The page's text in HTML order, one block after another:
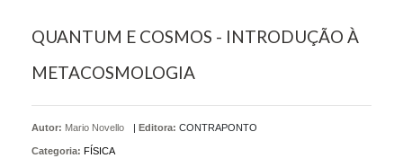
QUANTUM E COSMOS - INTRODUÇÃO À
METACOSMOLOGIA
Autor: Mario Novello | Editora: CONTRAPONTO
Categoria: FÍSICA